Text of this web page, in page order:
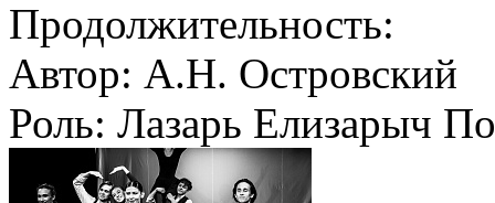
Продолжительность:
Автор: А.Н. Островский
Роль: Лазарь Елизарыч